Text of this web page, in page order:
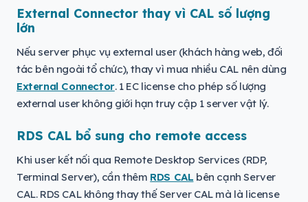
External Connector thay vì CAL số lượng
lớn
Nếu server phục vụ external user (khách hàng web, đối
tác bên ngoài tổ chức), thay vì mua nhiều CAL nên dùng
External Connector. 1 EC license cho phép số lượng
external user không giới hạn truy cập 1 server vật lý.
RDS CAL bổ sung cho remote access
Khi user kết nối qua Remote Desktop Services (RDP,
Terminal Server), cần thêm RDS CAL bên cạnh Server
CAL. RDS CAL không thay thế Server CAL mà là license